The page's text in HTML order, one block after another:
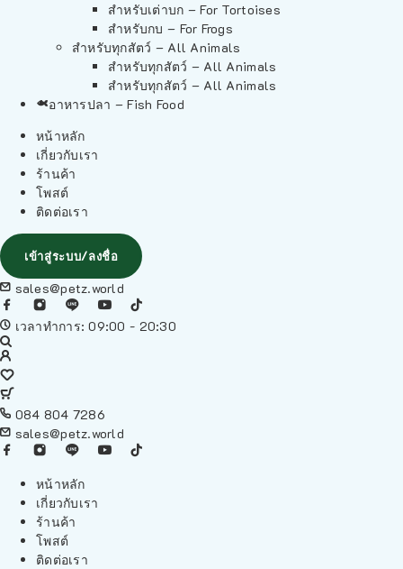
สำหรับเต่าบก – For Tortoises
สำหรับกบ – For Frogs
สำหรับทุกสัตว์ – All Animals
สำหรับทุกสัตว์ – All Animals
สำหรับทุกสัตว์ – All Animals
อาหารปลา – Fish Food
หน้าหลัก
เกี่ยวกับเรา
ร้านค้า
โพสต์
ติดต่อเรา
เข้าสู่ระบบ/ลงชื่อ
sales@petz.world
เวลาทำการ: 09:00 - 20:30
084 804 7286
sales@petz.world
หน้าหลัก
เกี่ยวกับเรา
ร้านค้า
โพสต์
ติดต่อเรา